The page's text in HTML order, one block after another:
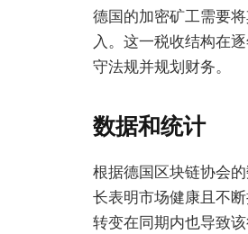
德国的加密矿工需要
入。这一税收结构在
守法规并规划财务。
数据和统计
根据德国区块链协会
长表明市场健康且不
转变在同期内也导致该